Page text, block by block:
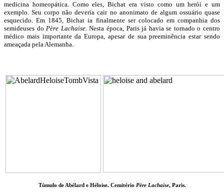
medicina homeopática. Como eles, Bichat era visto como um herói e um
exemplo. Seu corpo não deveria cair no anonimato de algum ossuário quase
esquecido. Em 1845, Bichat ia finalmente ser colocado em companhia dos
semideuses do Père Lachaise. Nesta época, Paris já havia se tornado o centro
médico mais importante da Europa, apesar de sua preeminência estar sendo
ameaçada pela Alemanha.
Túmulo de Abélard e Héloise. Cemitério Père Lachaise, Paris.